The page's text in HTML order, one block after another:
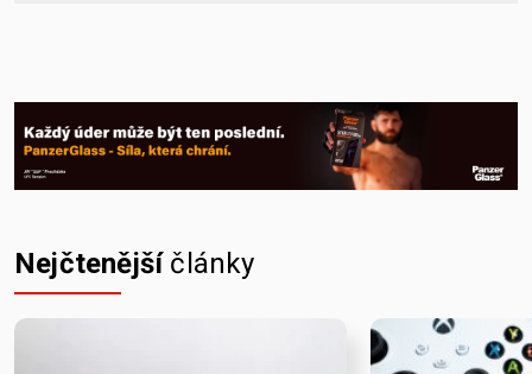
Nejčtenějšíčlánky